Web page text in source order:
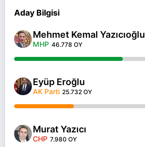
Aday Bilgisi
Mehmet Kemal Yazıcıoğlu
MHP 46.778 OY
Eyüp Eroğlu
AK Parti 25.732 OY
Murat Yazıcı
CHP 7.980 OY